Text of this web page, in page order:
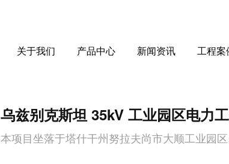
关于我们 产品中心 新闻资讯 工程案
乌兹别克斯坦 35kV 工业园区电力